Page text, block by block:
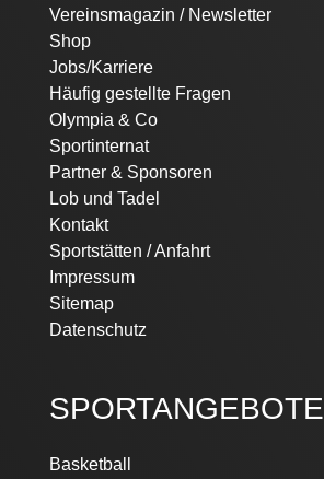
Vereinsmagazin / Newsletter
Shop
Jobs/Karriere
Häufig gestellte Fragen
Olympia & Co
Sportinternat
Partner & Sponsoren
Lob und Tadel
Kontakt
Sportstätten / Anfahrt
Impressum
Sitemap
Datenschutz
SPORTANGEBOTE
Navigation
Basketball